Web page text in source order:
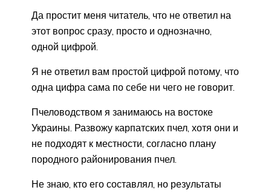
Да простит меня читатель, что не ответил на
этот вопрос сразу, просто и однозначно,
одной цифрой.
Я не ответил вам простой цифрой потому, что
одна цифра сама по себе ни чего не говорит.
Пчеловодством я занимаюсь на востоке
Украины. Развожу карпатских пчел, хотя они и
не подходят к местности, согласно плану
породного районирования пчел.
Не знаю, кто его составлял, но результаты